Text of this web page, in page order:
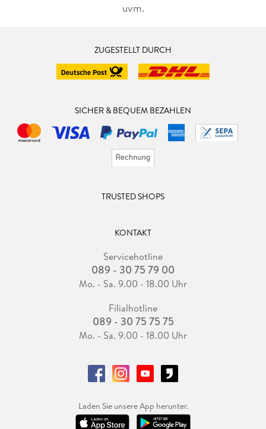
uvm.
ZUGESTELLT DURCH
SICHER & BEQUEM BEZAHLEN
TRUSTED SHOPS
KONTAKT
Servicehotline
089 - 30 75 79 00
Mo. - Sa. 9.00 - 18.00 Uhr
Filialhotline
089 - 30 75 75 75
Mo. - Sa. 9.00 - 18.00 Uhr
Laden Sie unsere App herunter.